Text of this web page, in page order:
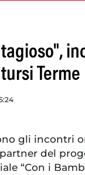
Terme
gli incontri
del
“Con i